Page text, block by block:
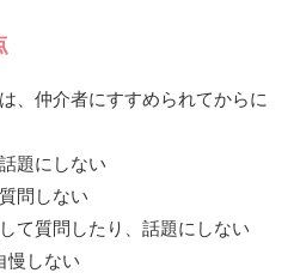
、仲介者にすすめられてからに
題にしない
問しない
て質問したり、話題にしない
慢しない